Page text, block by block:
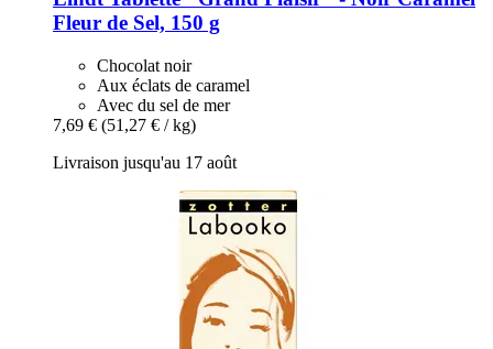
Fleur de Sel, 150 g
Chocolat noir
Aux éclats de caramel
Avec du sel de mer
7,69 € (51,27 € / kg)
Livraison jusqu'au 17 août